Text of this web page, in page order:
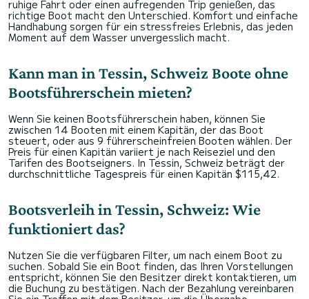
ruhige Fahrt oder einen aufregenden Trip genießen, das
richtige Boot macht den Unterschied. Komfort und einfache
Handhabung sorgen für ein stressfreies Erlebnis, das jeden
Moment auf dem Wasser unvergesslich macht.
Kann man in Tessin, Schweiz Boote ohne
Bootsführerschein mieten?
Wenn Sie keinen Bootsführerschein haben, können Sie
zwischen 14 Booten mit einem Kapitän, der das Boot
steuert, oder aus 9 führerscheinfreien Booten wählen. Der
Preis für einen Kapitän variiert je nach Reiseziel und den
Tarifen des Bootseigners. In Tessin, Schweiz beträgt der
durchschnittliche Tagespreis für einen Kapitän $115,42.
Bootsverleih in Tessin, Schweiz: Wie
funktioniert das?
Nutzen Sie die verfügbaren Filter, um nach einem Boot zu
suchen. Sobald Sie ein Boot finden, das Ihren Vorstellungen
entspricht, können Sie den Besitzer direkt kontaktieren, um
die Buchung zu bestätigen. Nach der Bezahlung vereinbaren